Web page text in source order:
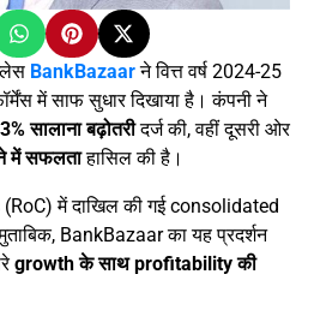
BankBazaarने वित्त वर्ष 2024-25
में साफ सुधार दिखाया है। कंपनी ने
सालाना बढ़ोतरीदर्ज की, वहीं दूसरी ओर
में सफलताहासिल की है।
में दाखिल की गई consolidated
BankBazaar का यह प्रदर्शन
growth के साथ profitability की